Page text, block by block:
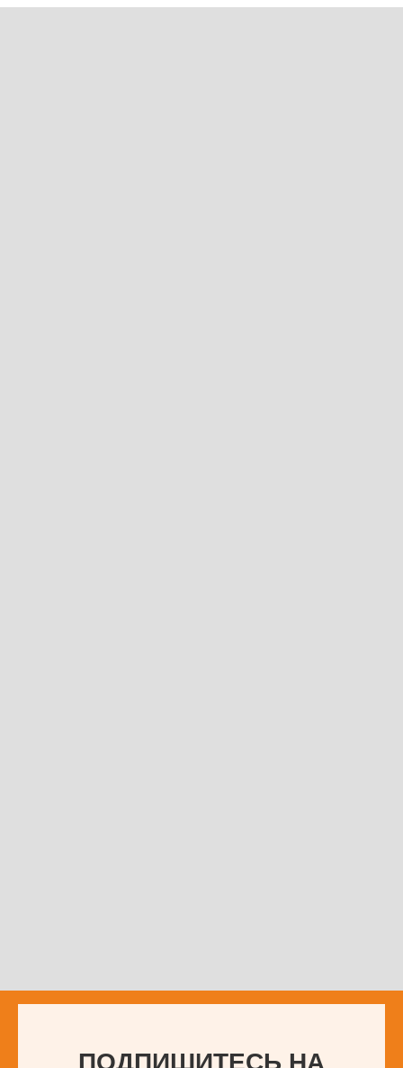
ПОДПИШИТЕСЬ НА